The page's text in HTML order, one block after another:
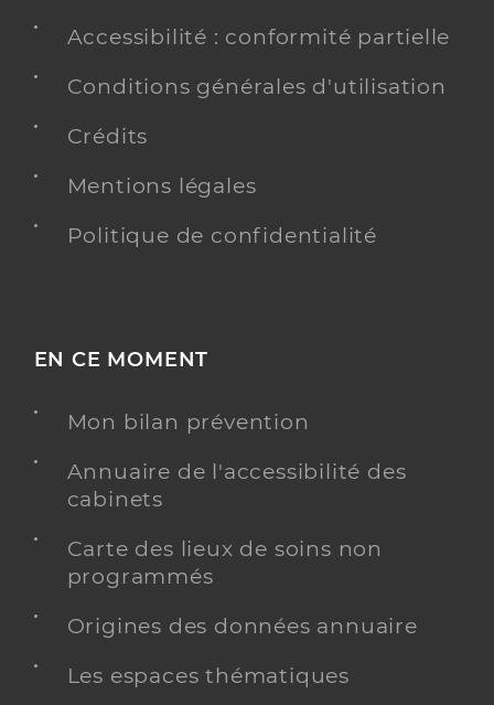
Accessibilité : conformité partielle
Conditions générales d'utilisation
Crédits
Mentions légales
Politique de confidentialité
EN CE MOMENT
Mon bilan prévention
Annuaire de l'accessibilité des
cabinets
Carte des lieux de soins non
programmés
Origines des données annuaire
Les espaces thématiques